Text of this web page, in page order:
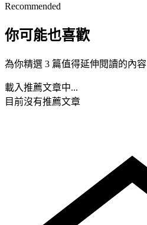
Recommended
你可能也喜歡
為你精選 3 篇值得延伸閱讀的內容
載入推薦文章中...
目前沒有推薦文章